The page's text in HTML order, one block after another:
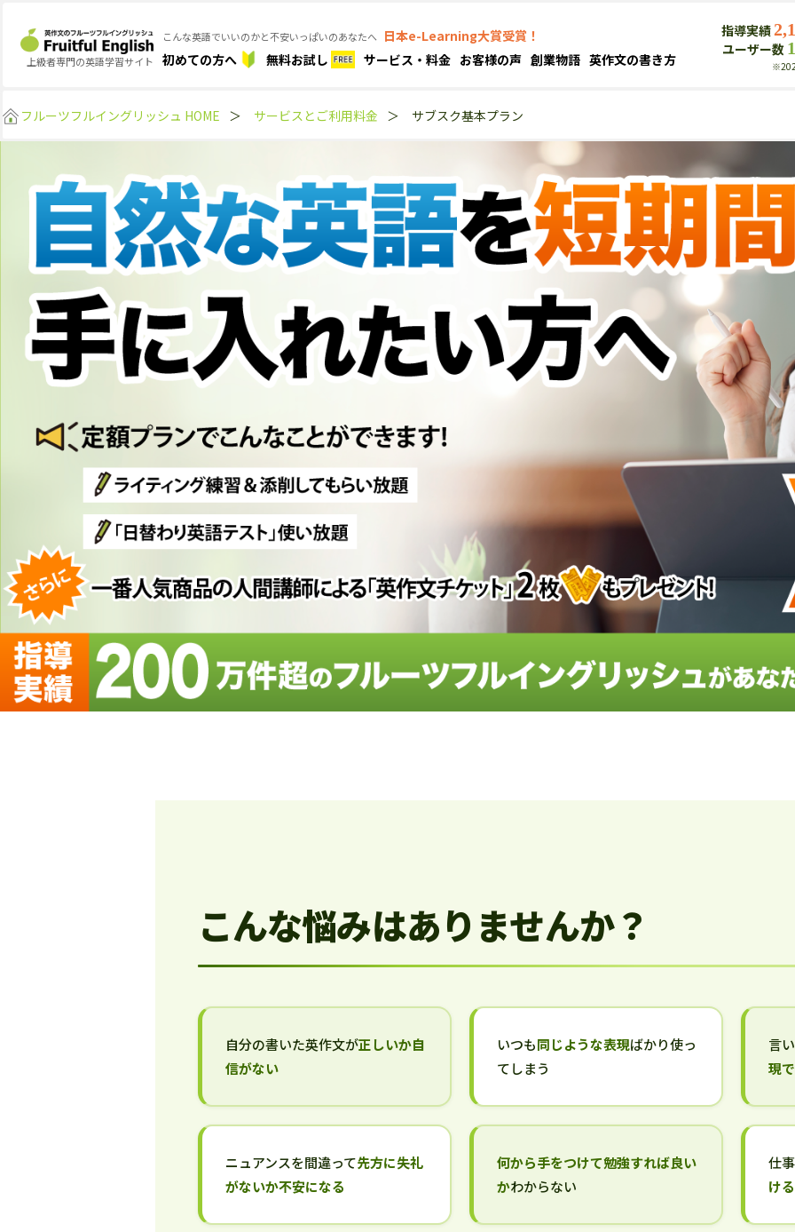
上級者専門の英語学習サイト
こんな英語でいいのかと不安いっぱいのあなたへ 日本e-Learning大賞受賞！
初めての方へ
無料お試し サービス・料金 お客様の声 創業物語 英作文の書き方
指導実績
ユーザー数
フルーツフルイングリッシュ HOME ＞ サービスとご利用料金 ＞ サブスク基本プラン
こんな悩みはありませんか？
自分の書いた英作文が正しいか自
信がない
いつも同じような表現ばかり使っ
てしまう
言
現
ニュアンスを間違って先方に失礼
がないか不安になる
何から手をつけて勉強すれば良い
かわからない
仕
け